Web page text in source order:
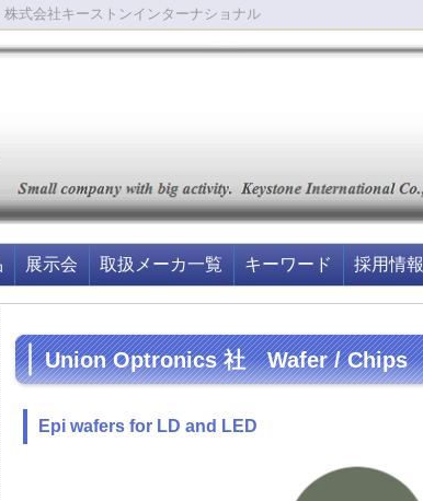
式会社キーストンインターナショナル
展示会 取扱メーカ一覧 キーワード 採用情報
Union Optronics 社 Wafer / Chips
Epi wafers for LD and LED